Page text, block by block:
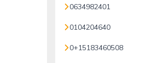
0634982401
0104204640
0+15183460508